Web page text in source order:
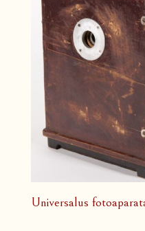
Universalus